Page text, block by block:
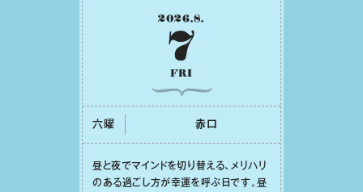
2026.8.
7
FRI
六曜 ⾚⼝
昼と夜でマインドを切り替える、メリハリ
のある過ごし⽅が幸運を呼ぶ⽇です。昼